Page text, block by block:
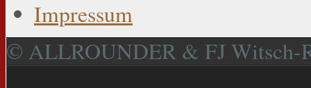
Impressum
© ALLROUNDER & FJ Witsch-